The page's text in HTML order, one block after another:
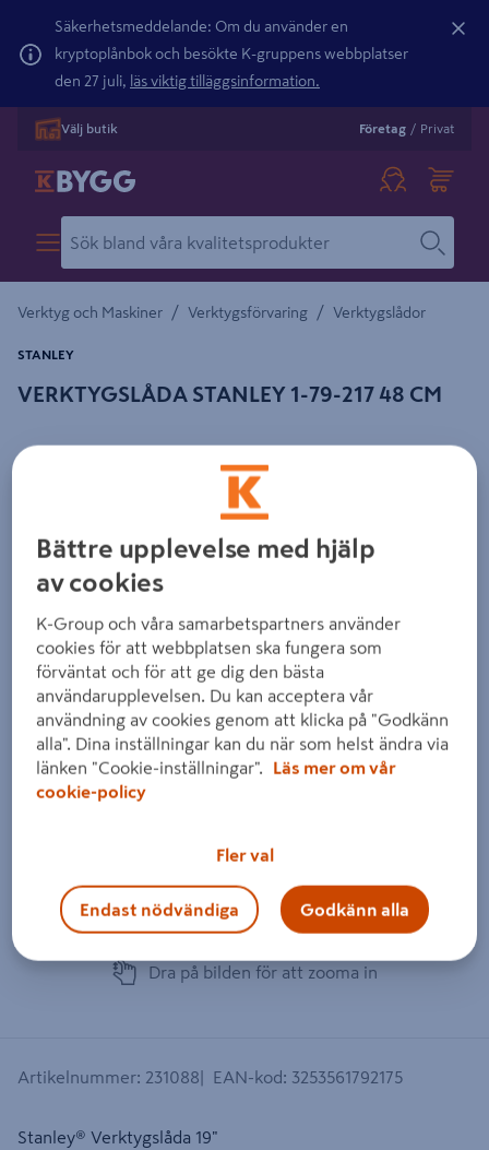
Säkerhetsmeddelande: Om du använder en
kryptoplånbok och besökte K-gruppens webbplatser
den 27 juli, läs viktig tilläggsinformation.
Välj butik Företag / Privat
Verktyg och Maskiner / Verktygsförvaring / Verktygslådor
VERKTYGSLÅDA STANLEY 1-79-217 48 CM
STANLEY
Dra på bilden för att zooma in
Artikelnummer: 231088 EAN-kod: 3253561792175
Stanley® Verktygslåda 19"
Bättre upplevelse med hjälp
av cookies
K-Group och våra samarbetspartners använder
cookies för att webbplatsen ska fungera som
förväntat och för att ge dig den bästa
användarupplevelsen. Du kan acceptera vår
användning av cookies genom att klicka på "Godkänn
alla". Dina inställningar kan du när som helst ändra via
länken "Cookie-inställningar".
Läs mer om vår
cookie-policy
Fler val
Endast nödvändiga Godkänn alla